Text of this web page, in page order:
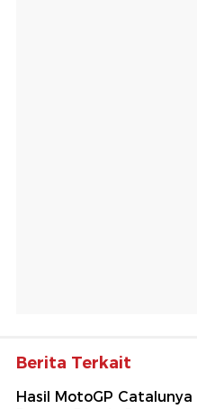
Berita Terkait
Hasil MotoGP